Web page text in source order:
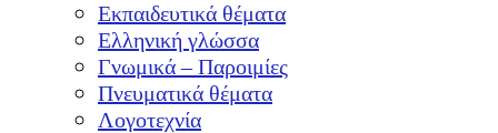
Εκπαιδευτικά θέματα
Ελληνική γλώσσα
Γνωμικά – Παροιμίες
Πνευματικά θέματα
Λογοτεχνία